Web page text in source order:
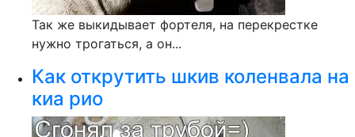
Так же выкидывает фортеля, на перекрестке
нужно трогаться, а он...
Как открутить шкив коленвала на
киа рио